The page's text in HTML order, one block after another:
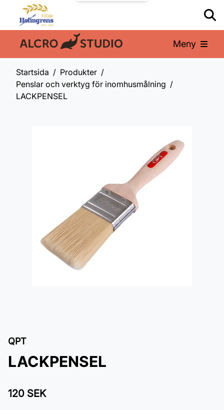
En del av: Meny
Startsida
Produkter
Penslar och verktyg för inomhusmålning
LACKPENSEL
QPT
LACKPENSEL
120 SEK